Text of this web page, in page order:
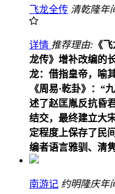
飞龙全传 清乾隆年
详情 推荐理由: 《
龙传》增补改编的
龙：借指皇帝，喻
《周易·乾卦》：“
述了赵匡胤反抗昏
结交，最终建立大
定程度上保存了民
编者语言雅驯、清
南游记 约明隆庆年